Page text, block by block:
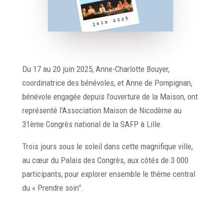
Du 17 au 20 juin 2025, Anne-Charlotte Bouyer,
coordinatrice des bénévoles, et Anne de Pompignan,
bénévole engagée depuis l’ouverture de la Maison, ont
représenté l’Association Maison de Nicodème au
31ème Congrès national de la SAFP à Lille.
Trois jours sous le soleil dans cette magnifique ville,
au cœur du Palais des Congrès, aux côtés de 3 000
participants, pour explorer ensemble le thème central
du « Prendre soin”.